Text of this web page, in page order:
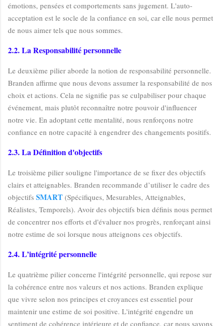
émotions, pensées et comportements sans jugement. L'auto-
acceptation est le socle de la confiance en soi, car elle nous permet
de nous aimer tels que nous sommes.
2.2. La Responsabilité personnelle
Le deuxième pilier aborde la notion de responsabilité personnelle.
Branden affirme que nous devons assumer la responsabilité de nos
choix et actions. Cela ne signifie pas se culpabiliser pour chaque
événement, mais plutôt reconnaître notre pouvoir d'influencer
notre vie. En adoptant cette mentalité, nous renforçons notre
confiance en notre capacité à engendrer des changements positifs.
2.3. La Définition d'objectifs
Le troisième pilier souligne l'importance de se fixer des objectifs
clairs et atteignables. Branden recommande d’utiliser le cadre des
objectifs SMART (Spécifiques, Mesurables, Atteignables,
Réalistes, Temporels). Avoir des objectifs bien définis nous permet
de concentrer nos efforts et d'évaluer nos progrès, renforçant ainsi
notre estime de soi lorsque nous atteignons ces objectifs.
2.4. L’intégrité personnelle
Le quatrième pilier concerne l'intégrité personnelle, qui repose sur
la cohérence entre nos valeurs et nos actions. Branden explique
que vivre selon nos principes et croyances est essentiel pour
maintenir une estime de soi positive. L'intégrité engendre un
sentiment de cohérence intérieure et de confiance, car nous savons